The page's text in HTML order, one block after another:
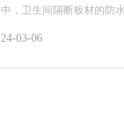
中，卫生间隔断板材的防
24-03-06